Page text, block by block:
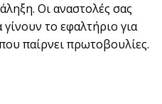
Οι αναστολές σας
το εφαλτήριο για
παίρνει πρωτοβουλίες.